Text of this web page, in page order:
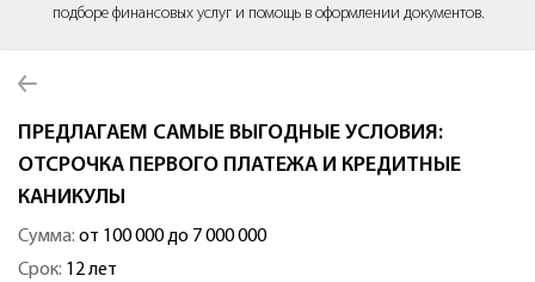
подборе финансовых услуг и помощь в оформлении документов.
ПРЕДЛАГАЕМ САМЫЕ ВЫГОДНЫЕ УСЛОВИЯ:
ОТСРОЧКА ПЕРВОГО ПЛАТЕЖА И КРЕДИТНЫЕ
КАНИКУЛЫ
Сумма: от 100 000 до 7 000 000
Срок: 12 лет